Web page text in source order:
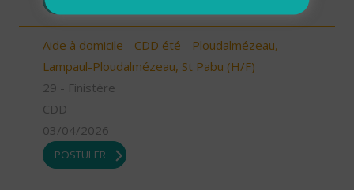
Aide à domicile - CDD été - Ploudalmézeau,
Lampaul-Ploudalmézeau, St Pabu (H/F)
29 - Finistère
CDD
03/04/2026
POSTULER